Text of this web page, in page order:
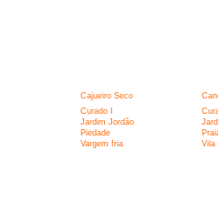
Cajueiro Seco
Curado I
Jardim Jordão
Piedade
Vargem fria Vila